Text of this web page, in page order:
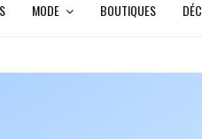
MODE BOUTIQUES